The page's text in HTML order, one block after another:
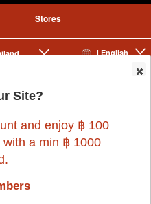
Stores
| English
|
Site?
and enjoy ฿ 100
with a min ฿ 1000